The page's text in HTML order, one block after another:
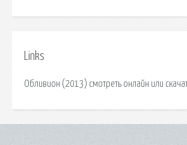
Links
Обливион (2013) смотреть онлайн или